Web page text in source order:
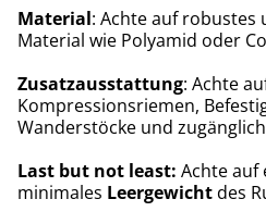
Material: Achte auf robustes
Material wie Polyamid oder
Zusatzausstattung: Achte
Kompressionsriemen,
Wanderstöcke und
Last but not least: Achte auf
minimales Leergewichtdes